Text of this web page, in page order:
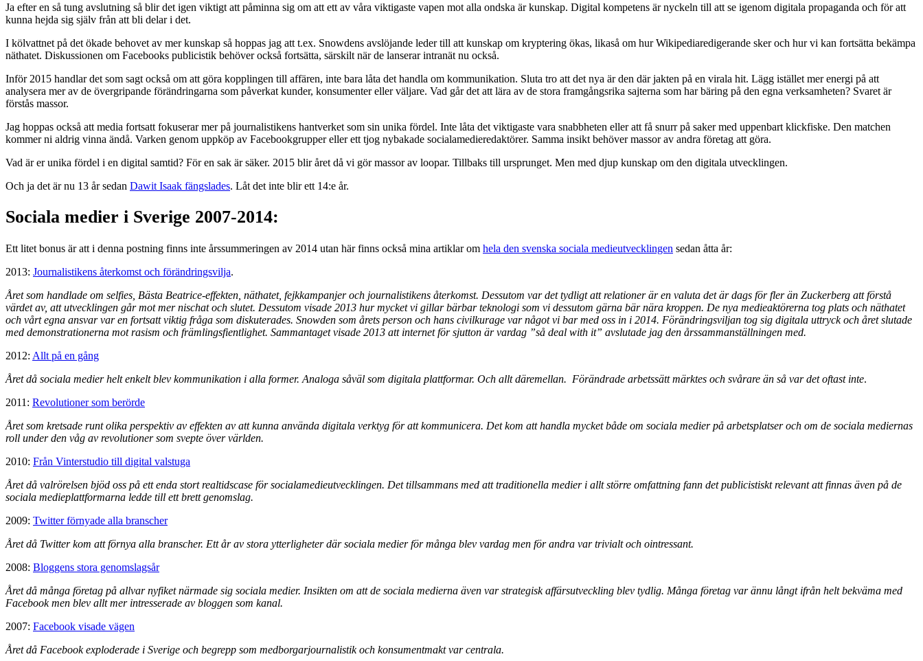
Ja efter en så tung avslutning så blir det igen viktigt att påminna sig om att ett av våra viktigaste vapen mot alla ondska är kunskap. Digital kompetens är nyckeln till att se igenom digitala propaganda och för att
kunna hejda sig själv från att bli delar i det.
I kölvattnet på det ökade behovet av mer kunskap så hoppas jag att t.ex. Snowdens avslöjande leder till att kunskap om kryptering ökas, likaså om hur Wikipediaredigerande sker och hur vi kan fortsätta bekämpa
näthatet. Diskussionen om Facebooks publicistik behöver också fortsätta, särskilt när de lanserar intranät nu också.
Inför 2015 handlar det som sagt också om att göra kopplingen till affären, inte bara låta det handla om kommunikation. Sluta tro att det nya är den där jakten på en virala hit. Lägg istället mer energi på att
analysera mer av de övergripande förändringarna som påverkat kunder, konsumenter eller väljare. Vad går det att lära av de stora framgångsrika sajterna som har bäring på den egna verksamheten? Svaret är
förstås massor.
Jag hoppas också att media fortsatt fokuserar mer på journalistikens hantverket som sin unika fördel. Inte låta det viktigaste vara snabbheten eller att få snurr på saker med uppenbart klickfiske. Den matchen
kommer ni aldrig vinna ändå. Varken genom uppköp av Facebookgrupper eller ett tjog nybakade socialamedieredaktörer. Samma insikt behöver massor av andra företag att göra.
Vad är er unika fördel i en digital samtid? För en sak är säker. 2015 blir året då vi gör massor av loopar. Tillbaks till ursprunget. Men med djup kunskap om den digitala utvecklingen.
Och ja det är nu 13 år sedan Dawit Isaak fängslades. Låt det inte blir ett 14:e år.
Sociala medier i Sverige 2007-2014:
Ett litet bonus är att i denna postning finns inte årssummeringen av 2014 utan här finns också mina artiklar om hela den svenska sociala medieutvecklingen sedan åtta år:
2013: Journalistikens återkomst och förändringsvilja.
Året som handlade om selfies, Bästa Beatrice-effekten, näthatet, fejkkampanjer och journalistikens återkomst. Dessutom var det tydligt att relationer är en valuta det är dags för fler än Zuckerberg att förstå
värdet av, att utvecklingen går mot mer nischat och slutet. Dessutom visade 2013 hur mycket vi gillar bärbar teknologi som vi dessutom gärna bär nära kroppen. De nya medieaktörerna tog plats och näthatet
och vårt egna ansvar var en fortsatt viktig fråga som diskuterades. Snowden som årets person och hans civilkurage var något vi bar med oss in i 2014. Förändringsviljan tog sig digitala uttryck och året slutade
med demonstrationerna mot rasism och främlingsfientlighet. Sammantaget visade 2013 att internet för sjutton är vardag ”så deal with it” avslutade jag den årssammanställningen med.
2012: Allt på en gång
Året då sociala medier helt enkelt blev kommunikation i alla former. Analoga såväl som digitala plattformar. Och allt däremellan. Förändrade arbetssätt märktes och svårare än så var det oftast inte.
2011: Revolutioner som berörde
Året som kretsade runt olika perspektiv av effekten av att kunna använda digitala verktyg för att kommunicera. Det kom att handla mycket både om sociala medier på arbetsplatser och om de sociala mediernas
roll under den våg av revolutioner som svepte över världen.
2010: Från Vinterstudio till digital valstuga
Året då valrörelsen bjöd oss på ett enda stort realtidscase för socialamedieutvecklingen. Det tillsammans med att traditionella medier i allt större omfattning fann det publicistiskt relevant att finnas även på de
sociala medieplattformarna ledde till ett brett genomslag.
2009: Twitter förnyade alla branscher
Året då Twitter kom att förnya alla branscher. Ett år av stora ytterligheter där sociala medier för många blev vardag men för andra var trivialt och ointressant.
2008: Bloggens stora genomslagsår
Året då många företag på allvar nyfiket närmade sig sociala medier. Insikten om att de sociala medierna även var strategisk affärsutveckling blev tydlig. Många företag var ännu långt ifrån helt bekväma med
Facebook men blev allt mer intresserade av bloggen som kanal.
2007: Facebook visade vägen
Året då Facebook exploderade i Sverige och begrepp som medborgarjournalistik och konsumentmakt var centrala.